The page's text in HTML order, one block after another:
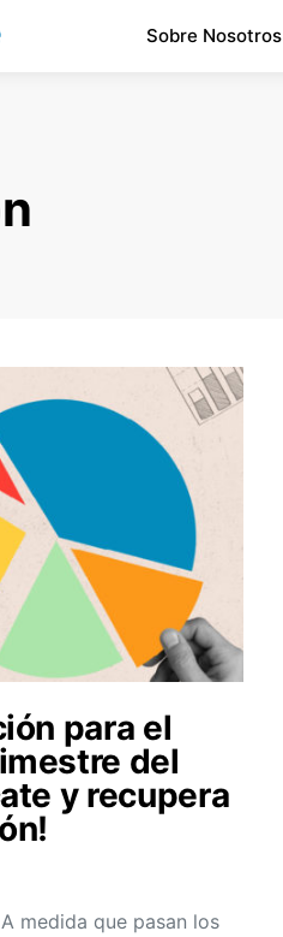
Sobre Nosotros
para el
del
y recupera
medida que pasan los